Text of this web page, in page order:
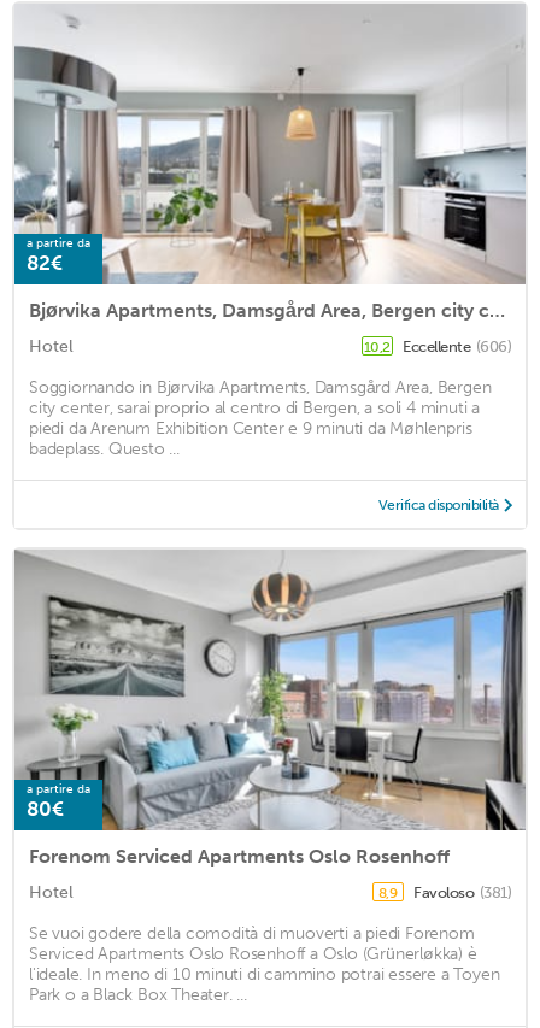
a partire da
82€
Bjørvika Apartments, Damsgård Area, Bergen city center
Hotel 10,2 Eccellente (606)
Soggiornando in Bjørvika Apartments, Damsgård Area, Bergen
city center, sarai proprio al centro di Bergen, a soli 4 minuti a
piedi da Arenum Exhibition Center e 9 minuti da Møhlenpris
badeplass. Questo ...
Verifica disponibilità
a partire da
80€
Forenom Serviced Apartments Oslo Rosenhoff
Hotel 8,9 Favoloso (381)
Se vuoi godere della comodità di muoverti a piedi Forenom
Serviced Apartments Oslo Rosenhoff a Oslo (Grünerløkka) è
l'ideale. In meno di 10 minuti di cammino potrai essere a Toyen
Park o a Black Box Theater. ...